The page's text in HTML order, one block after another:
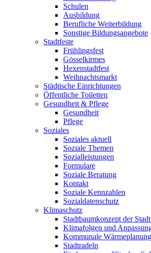
Schulen
Ausbildung
Berufliche Weiterbildung
Sonstige Bildungsangebote
Stadtfeste
Frühlingsfest
Gösselkirmes
Hexenstadtfest
Weihnachtsmarkt
Städtische Einrichtungen
Öffentliche Toiletten
Gesundheit & Pflege
Gesundheit
Pflege
Soziales
Soziales aktuell
Soziale Themen
Sozialleistungen
Formulare
Soziale Beratung
Kontakt
Soziale Kennzahlen
Sozialdatenschutz
Klimaschutz
Stadtbaumkonzept der
Klimafolgen und
Kommunale Wärmeplanung
Stadtradeln